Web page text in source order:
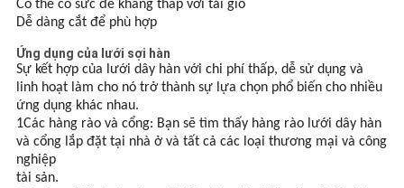
Có thể có sức đề kháng thấp với tải gió
Dễ dàng cắt để phù hợp
Ứng dụng của lưới sợi hàn
Sự kết hợp của lưới dây hàn với chi phí thấp, dễ sử dụng và
linh hoạt làm cho nó trở thành sự lựa chọn phổ biến cho nhiều
ứng dụng khác nhau.
1Các hàng rào và cổng: Bạn sẽ tìm thấy hàng rào lưới dây hàn
và cổng lắp đặt tại nhà ở và tất cả các loại thương mại và công
nghiệp
tài sản.